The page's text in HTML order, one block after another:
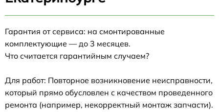
Гарантия от сервиса: на смонтированные
комплектующие — до 3 месяцев.
Что считается гарантийным случаем?
Для работ: Повторное возникновение неисправности,
который прямо обусловлен с качеством проведенного
ремонта (например, некорректный монтаж запчасти).